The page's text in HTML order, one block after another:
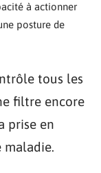
à actionner
posture de
tous les
filtre encore
prise en
maladie.